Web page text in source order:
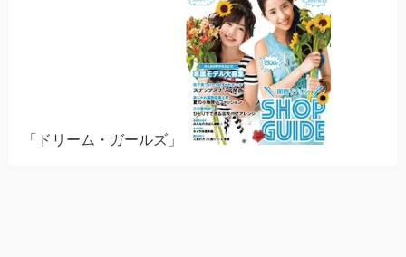
「ドリーム・ガールズ」